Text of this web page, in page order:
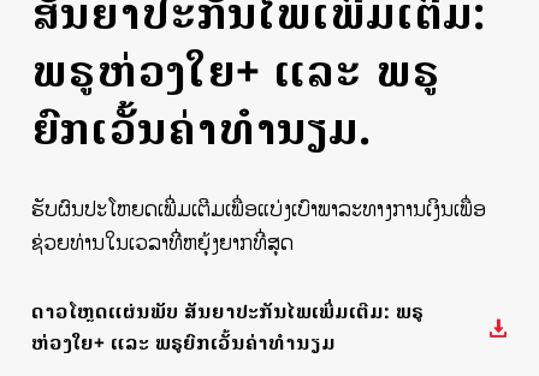
ສັນຍາປະກັນໄພເພີ່ມເຕີມ:
ພຣູຫ່ວງໃຍ+ ແລະ ພຣູ
ຍົກເວັ້ນຄ່າທຳນຽມ.
ຮັບຜົນປະໂຫຍດເພີ່ມເຕີມເພື່ອແບ່ງເບົາພາລະທາງການເງິນເພື່ອ
ຊ່ວຍທ່ານໃນເວລາທີ່ຫຍຸ້ງຍາກທີ່ສຸດ
ດາວໂຫຼດແຜ່ນພັບ ສັນຍາປະກັນໄພເພີ່ມເຕີມ: ພຣູ
ຫ່ວງໃຍ+ ແລະ ພຣູຍົກເວັ້ນຄ່າທຳນຽມ